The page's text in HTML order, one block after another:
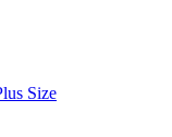
Size